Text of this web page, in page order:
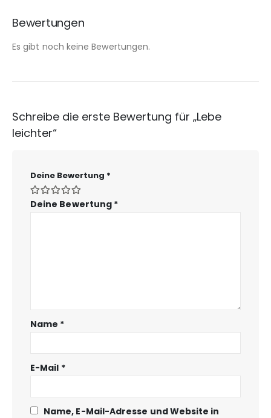
Bewertungen
Es gibt noch keine Bewertungen.
Schreibe die erste Bewertung für „Lebe
leichter“
Deine Bewertung *
Deine Bewertung *
Name *
E-Mail *
Name, E-Mail-Adresse und Website in